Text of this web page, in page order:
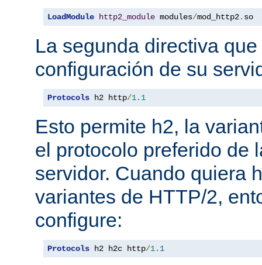
LoadModule http2_module modules/mod_http2. so
La segunda directiva
configuración de su
Protocols h2 http/1.1
Esto permite h2, la
el protocolo preferido de
servidor. Cuando quiera
variantes de HTTP/2,
configure:
Protocols h2 h2c http/1.1